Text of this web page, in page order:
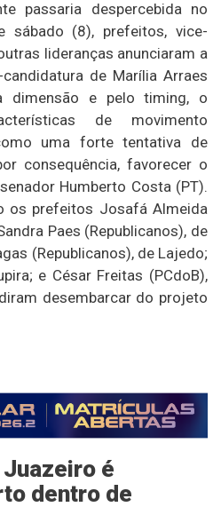
passaria despercebida no
sábado (8), prefeitos, vice-
lideranças anunciaram a
de Marília Arraes
dimensão e pelo timing, o
de movimento
uma forte tentativa de
consequência, favorecer o
Humberto Costa (PT).
os prefeitos Josafá Almeida
Paes (Republicanos), de
(Republicanos), de Lajedo;
e César Freitas (PCdoB),
desembarcar do projeto
é
dentro de